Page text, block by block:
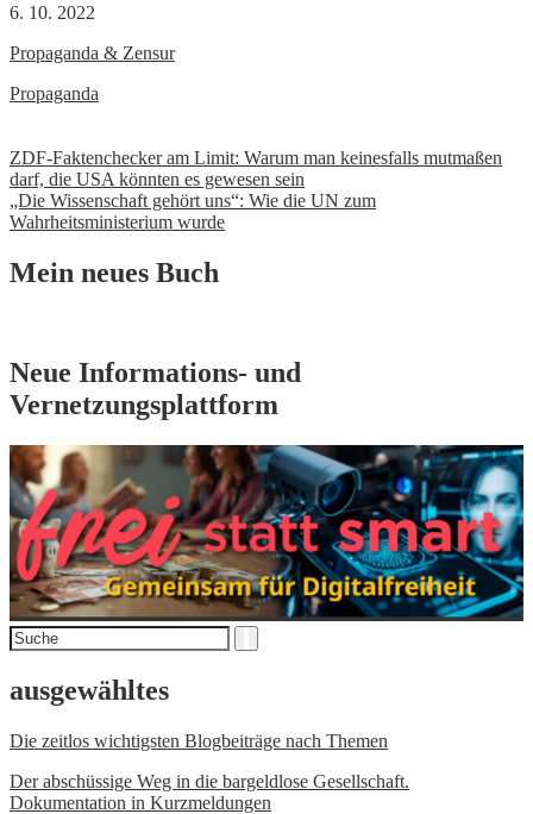
6. 10. 2022
Propaganda & Zensur
Propaganda
Beitrags-
Navigation
ZDF-Faktenchecker am Limit: Warum man keinesfalls mutmaßen
darf, die USA könnten es gewesen sein
„Die Wissenschaft gehört uns“: Wie die UN zum
Wahrheitsministerium wurde
Mein neues Buch
Neue Informations- und
Vernetzungsplattform
Suchen
nach
ausgewähltes
Die zeitlos wichtigsten Blogbeiträge nach Themen
Der abschüssige Weg in die bargeldlose Gesellschaft.
Dokumentation in Kurzmeldungen